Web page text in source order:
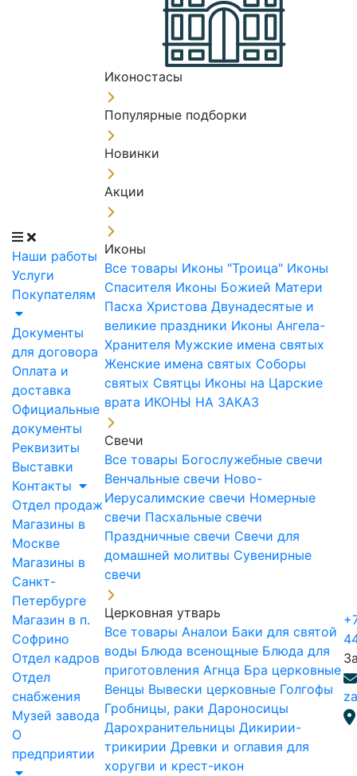
Наши работы
Услуги
Покупателям
Документы
для договора
Оплата и
доставка
Официальные
документы
Реквизиты
Выставки
Контакты
Отдел продаж
Магазины в
Москве
Магазины в
Санкт-
Петербурге
Магазин в п.
Софрино
Отдел кадров
Отдел
снабжения
Музей завода
О
предприятии
Иконостасы
Популярные подборки
Новинки
Акции
Иконы
Все товары Иконы "Троица" Иконы
Спасителя Иконы Божией Матери
Пасха Христова Двунадесятые и
великие праздники Иконы Ангела-
Хранителя Мужские имена святых
Женские имена святых Соборы
святых Святцы Иконы на Царские
врата ИКОНЫ НА ЗАКАЗ
Свечи
Все товары Богослужебные свечи
Венчальные свечи Ново-
Иерусалимские свечи Номерные
свечи Пасхальные свечи
Праздничные свечи Свечи для
домашней молитвы Сувенирные
свечи
Церковная утварь
Все товары Аналои Баки для святой
воды Блюда всенощные Блюда для
приготовления Агнца Бра церковные
Венцы Вывески церковные Голгофы
Гробницы, раки Дароносицы
Дарохранительницы Дикирии-
трикирии Древки и оглавия для
хоругви и крест-икон